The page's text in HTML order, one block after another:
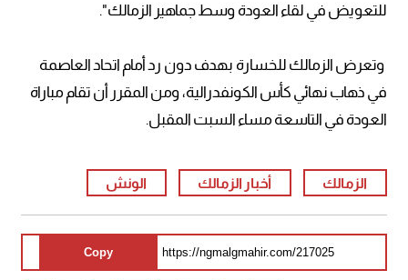
للتعويض في لقاء العودة وسط جماهير الزمالك".
وتعرض الزمالك للخسارة بهدف دون رد أمام اتحاد العاصمة
في ذهاب نهائي كأس الكونفدرالية، ومن المقرر أن تقام مباراة
العودة في التاسعة مساء السبت المقبل.
الزمالك أخبار الزمالك الونش
Copy